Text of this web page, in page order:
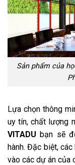
Sản phẩm của
Lựa chọn thông
uy tín, chất lượng
VITADU bạn sẽ
hành. Đặc biệt,
vào các dự án của